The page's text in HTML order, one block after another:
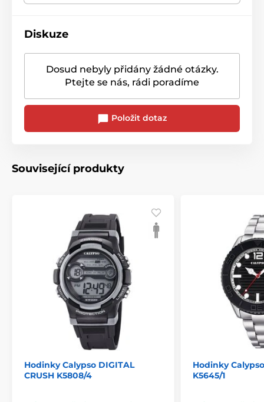
Diskuze
Dosud nebyly přidány žádné otázky.
Ptejte se nás, rádi poradíme
Položit dotaz
Související produkty
Hodinky Calypso DIGITAL
CRUSH K5808/4
Hodinky
K5645/1